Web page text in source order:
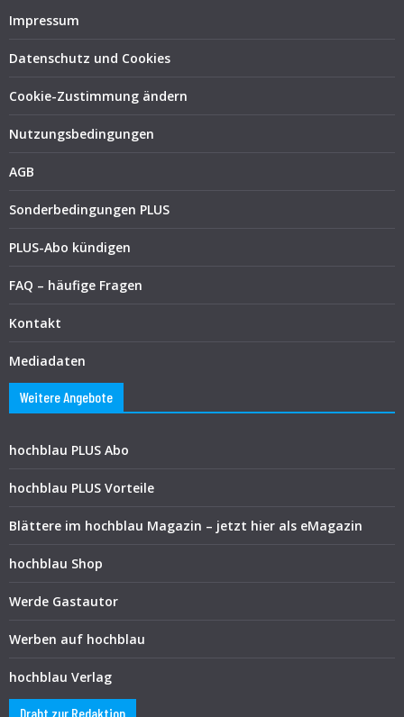
Impressum
Datenschutz und Cookies
Cookie-Zustimmung ändern
Nutzungsbedingungen
AGB
Sonderbedingungen PLUS
PLUS-Abo kündigen
FAQ – häufige Fragen
Kontakt
Mediadaten
Weitere Angebote
hochblau PLUS Abo
hochblau PLUS Vorteile
Blättere im hochblau Magazin – jetzt hier als eMagazin
hochblau Shop
Werde Gastautor
Werben auf hochblau
hochblau Verlag
Draht zur Redaktion